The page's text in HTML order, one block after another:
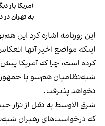
آمریکا بار
به تهران
این روزنامه اشاره کرد این
اینکه مواضع اخیر آنها
کرده است، چرا که آمریکا
شبه‌نظامیان هم‌سو با
نخواهد پذیرفت.
شرق الاوسط به نقل از نزار
که درخواست‌های رهبران